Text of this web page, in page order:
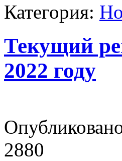
Категория:
Текущий
2022 году
2880